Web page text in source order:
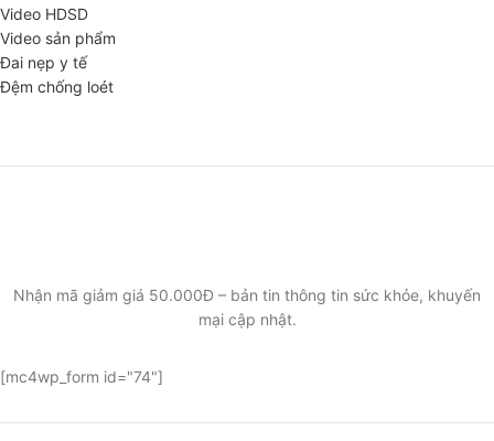
Video HDSD
Video sản phẩm
Đai nẹp y tế
Đệm chống loét
Nhận mã giảm giá 50.000Đ – bản tin thông tin sức khỏe, khuyến
mại cập nhật.
[mc4wp_form id="74"]